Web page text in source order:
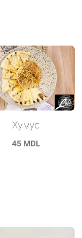
Хумус
45 MDL